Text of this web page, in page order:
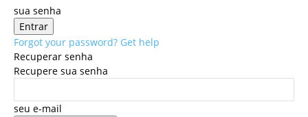
sua senha
Forgot your password? Get help
Recuperar senha
Recupere sua senha
seu e-mail